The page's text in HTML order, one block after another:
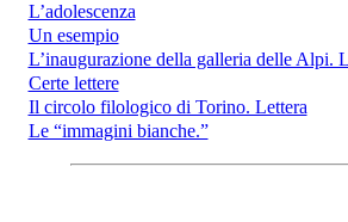
L’adolescenza
Un esempio
L’inaugurazione della galleria delle Alpi.
Certe lettere
Il circolo filologico di Torino. Lettera
Le “immagini bianche.”